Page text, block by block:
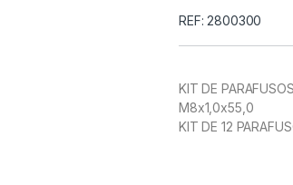
REF: 2800300
KIT DE
M8x1,0x55,0
KIT DE 12